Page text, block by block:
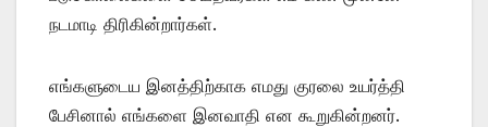
நடமாடி திரிகின்றார்கள்.
எங்களுடைய இனத்திற்காக எமது குரலை உயர்த்தி
பேசினால் எங்களை இனவாதி என கூறுகின்றனர்.